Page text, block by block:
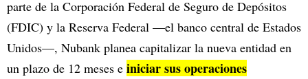
parte de la Corporación Federal de Seguro de Depósitos
(FDIC) y la Reserva Federal —el banco central de Estados
Unidos—, Nubank planea capitalizar la nueva entidad en
un plazo de 12 meses e iniciar sus operaciones